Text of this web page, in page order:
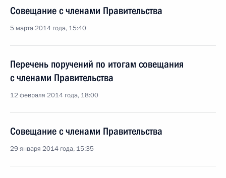
Совещание с членами Правительства
5 марта 2014 года, 15:40
Перечень поручений по итогам совещания
с членами Правительства
12 февраля 2014 года, 18:00
Совещание с членами Правительства
29 января 2014 года, 15:35